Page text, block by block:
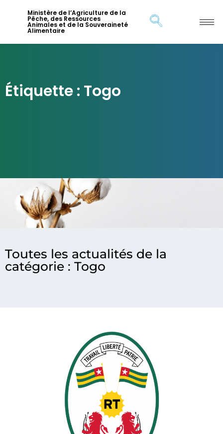
Ministère de l’Agriculture de la
Pêche, des Ressources
Animales et de la Souveraineté
Alimentaire
Étiquette : Togo
Toutes les actualités de la
catégorie : Togo